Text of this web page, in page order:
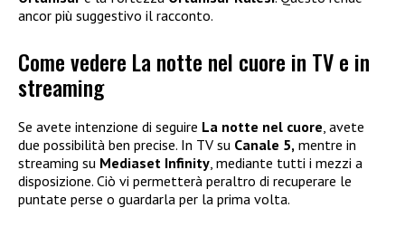
ancor più suggestivo il racconto.
Come vedere La notte nel cuore in TV e in
streaming
Se avete intenzione di seguire La notte nel cuore , avete
due possibilità ben precise. In TV su Canale 5, mentre in
streaming su Mediaset Infinity , mediante tutti i mezzi a
disposizione. Ciò vi permetterà peraltro di recuperare le
puntate perse o guardarla per la prima volta.